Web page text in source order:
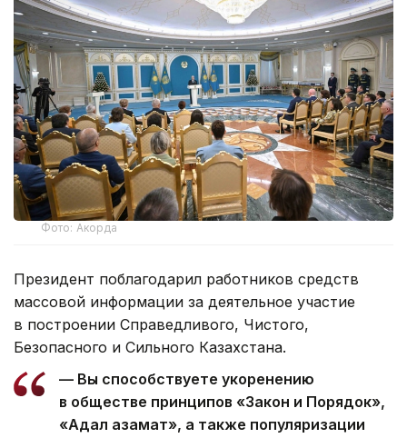
Фото: Акорда
Президент поблагодарил работников средств
массовой информации за деятельное участие
в построении Справедливого, Чистого,
Безопасного и Сильного Казахстана.
— Вы способствуете укоренению
в обществе принципов «Закон и Порядок»,
«Адал азамат», а также популяризации